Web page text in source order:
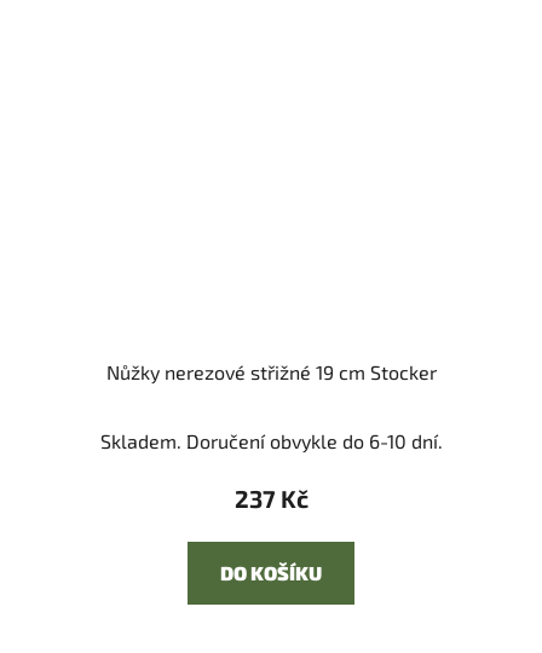
Nůžky nerezové střižné 19 cm Stocker
Skladem. Doručení obvykle do 6-10 dní.
237 Kč
DO KOŠÍKU